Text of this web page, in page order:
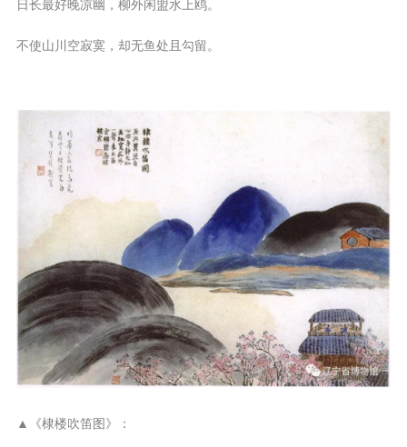
日长最好晚凉幽，柳外闲盟水上鸥。
不使山川空寂寞，却无鱼处且勾留。
▲《棣楼吹笛图》：